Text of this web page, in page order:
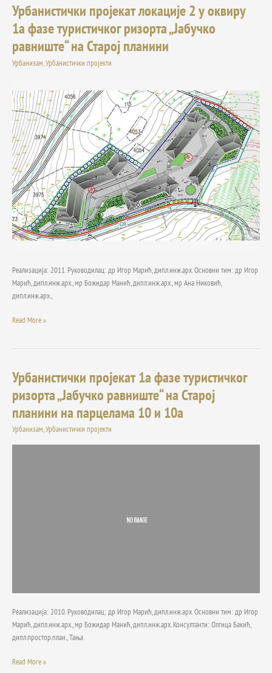
Урбанистички пројекат локације 2 у оквиру
1а фазе туристичког ризорта „Јабучко
равниште“ на Старој планини
Урбанизам,Урбанистички пројекти
Реализација: 2011. Руководилац: др Игор Марић, дипл.инж.арх. Основни тим: др Игор
Марић, дипл.инж.арх., мр Божидар Манић, дипл.инж.арх., мр Ана Никовић,
дипл.инж.арх.,
Урбанистички
пројекат
локације
2
у
фазе
туристичког
ризорта
„Јабучко
равниште“
на
Старој
планини
Read More »
Урбанистички пројекат 1а фазе туристичког
ризорта „Јабучко равниште“ на Старој
планини на парцелама 10 и 10а
Урбанизам,Урбанистички пројекти
Реализација: 2010. Руководилац: др Игор Марић, дипл.инж.арх. Основни тим: др Игор
Марић, дипл.инж.арх., мр Божидар Манић, дипл.инж.арх. Консултанти: Олгица Бакић,
дипл.простор.план., Тања
Урбанистички
пројекат
1а
фазе
туристичког
Read More »